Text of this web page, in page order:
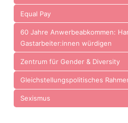
Equal Pay
60 Jahre Anwerbeabkommen:
Gastarbeiter:innen würdigen
Zentrum für Gender & Diversity
Gleichstellungspolitisches
Sexismus